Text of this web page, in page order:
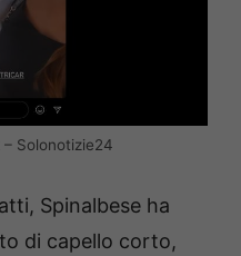
Solonotizie24
Spinalbese ha
di capello corto,